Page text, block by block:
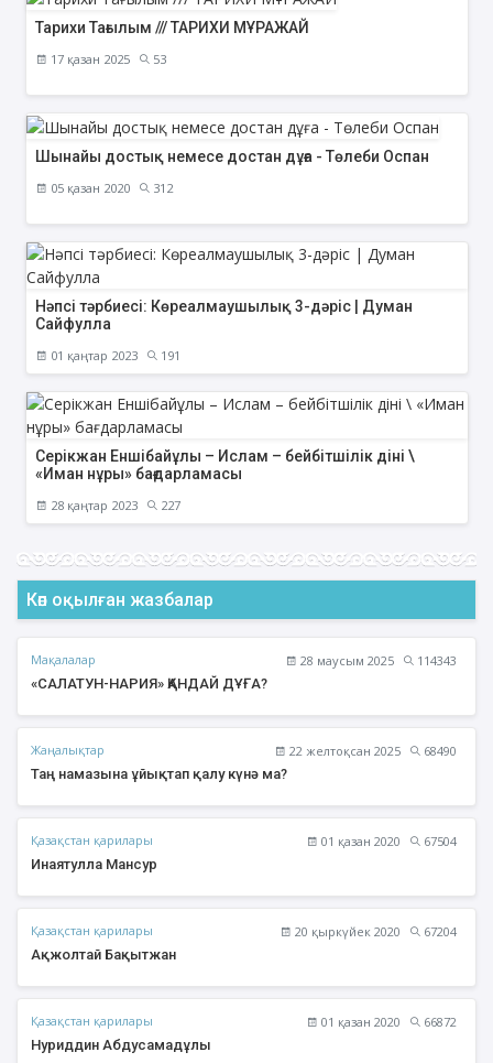
Тарихи Тағылым /// ТАРИХИ МҰРАЖАЙ
17 қазан 2025 53
Шынайы достық немесе достан дұға - Төлеби Оспан
05 қазан 2020 312
Нәпсі тәрбиесі: Көреалмаушылық 3-дәріс | Думан
Сайфулла
01 қаңтар 2023 191
Серікжан Еншібайұлы – Ислам – бейбітшілік діні \
«Иман нұры» бағдарламасы
28 қаңтар 2023 227
Көп оқылған жазбалар
Мақалалар 28 маусым 2025
114343
«САЛАТУН-НАРИЯ» ҚАНДАЙ ДҰҒА?
Жаңалықтар 22 желтоқсан 2025
68490
Таң намазына ұйықтап қалу күнә ма?
Қазақстан қарилары 01 қазан 2020
67504
Инаятулла Мансур
Қазақстан қарилары 20 қыркүйек 2020
67204
Ақжолтай Бақытжан
Қазақстан қарилары 01 қазан 2020
66872
Нуриддин Абдусамадұлы